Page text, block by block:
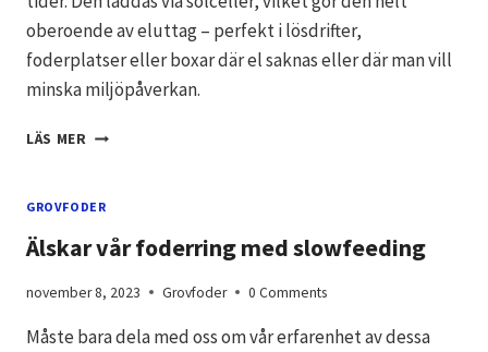
oberoende av eluttag – perfekt i lösdrifter,
foderplatser eller boxar där el saknas eller där man vill
minska miljöpåverkan.
LÄS MER NYHET
SMIDIGA
–
HÖAUTOMAT
GROVFODER
Älskar vår foderring med slowfeeding
november 8, 2023 Grovfoder 0 Comments
Måste bara dela med oss om vår erfarenhet av dessa